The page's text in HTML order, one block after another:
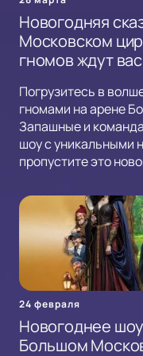
Новогодняя
Московском
гномов ждут
Погрузитесь в
гномами на арене
Запашные и
шоу с уникальными
пропустите это
24 февраля
Новогоднее
Большом